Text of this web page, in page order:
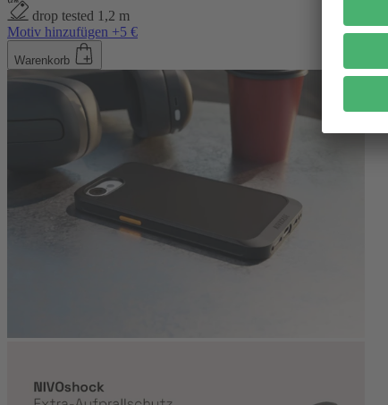
drop tested 1,2 m
Motiv hinzufügen +5 €
Warenkorb